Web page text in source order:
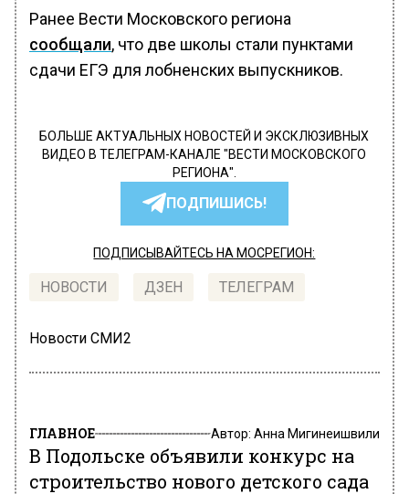
Ранее Вести Московского региона
сообщали, что две школы стали пунктами
сдачи ЕГЭ для лобненских выпускников.
БОЛЬШЕ АКТУАЛЬНЫХ НОВОСТЕЙ И ЭКСКЛЮЗИВНЫХ
ВИДЕО В ТЕЛЕГРАМ-КАНАЛЕ "ВЕСТИ МОСКОВСКОГО
РЕГИОНА".
ПОДПИШИСЬ!
ПОДПИСЫВАЙТЕСЬ НА МОСРЕГИОН:
НОВОСТИ ДЗЕН ТЕЛЕГРАМ
Новости СМИ2
ГЛАВНОЕ Автор: Анна Мигинеишвили
В Подольске объявили конкурс на
строительство нового детского сада